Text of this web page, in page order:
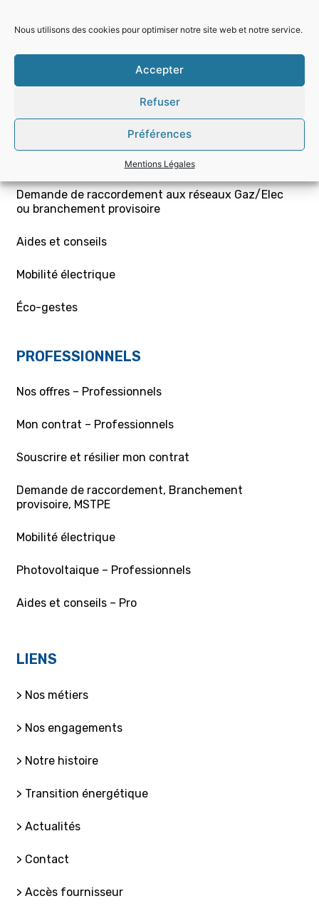
Nous utilisons des cookies pour optimiser notre site web et notre service.
Accepter
Refuser
Préférences
Mentions Légales
Vendredi : 8h00 à 12h00
PARTICULIERS
Mon contrat – Particuliers
Souscription / résiliation
Demande de raccordement aux réseaux Gaz/Elec
ou branchement provisoire
Aides et conseils
Mobilité électrique
Éco-gestes
PROFESSIONNELS
Nos offres – Professionnels
Mon contrat – Professionnels
Souscrire et résilier mon contrat
Demande de raccordement, Branchement
provisoire, MSTPE
Mobilité électrique
Photovoltaique – Professionnels
Aides et conseils – Pro
LIENS
> Nos métiers
> Nos engagements
> Notre histoire
> Transition énergétique
> Actualités
> Contact
> Accès fournisseur